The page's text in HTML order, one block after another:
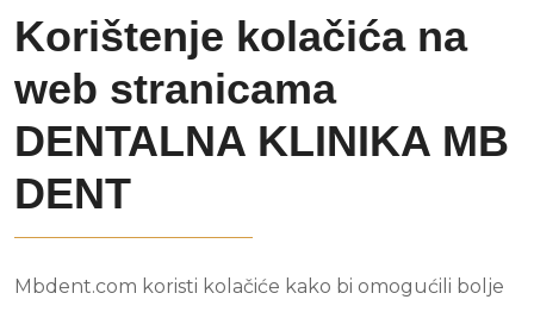
Korištenje kolačića na
web stranicama
DENTALNA KLINIKA MB
DENT
Mbdent.com koristi kolačiće kako bi omogućili bolje